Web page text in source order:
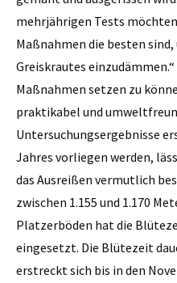
mehrjährigen Tests
Maßnahmen die besten
Greiskrautes
Maßnahmen setzen zu
praktikabel und
Untersuchungsergebnisse
Jahres vorliegen werden,
das Ausreißen vermutlich
zwischen 1.155 und 1.170
Platzerböden hat die
eingesetzt. Die Blütezeit
erstreckt sich bis in den